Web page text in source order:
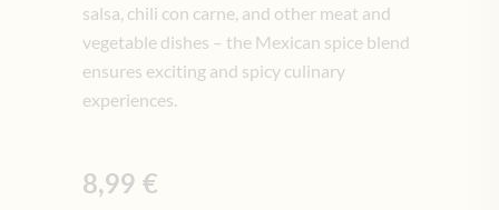
salsa, chili con carne, and other meat and
vegetable dishes – the Mexican spice blend
ensures exciting and spicy culinary
experiences.
8,99 €